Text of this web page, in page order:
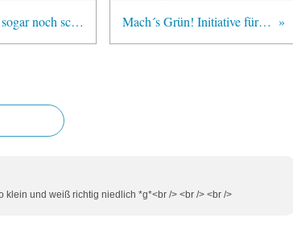
Neues aus der Arktis: Eis schmilzt sogar noch schneller als gedacht Mach´s Grün! Initiative für die Umwelt
klein und weiß richtig niedlich *g*<br /> <br /> <br />